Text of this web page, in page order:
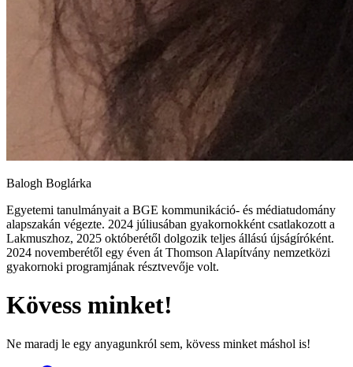
Balogh Boglárka
Egyetemi tanulmányait a BGE kommunikáció- és médiatudomány
alapszakán végezte. 2024 júliusában gyakornokként csatlakozott a
Lakmuszhoz, 2025 októberétől dolgozik teljes állású újságíróként.
2024 novemberétől egy éven át Thomson Alapítvány nemzetközi
gyakornoki programjának résztvevője volt.
Kövess minket!
Ne maradj le egy anyagunkról sem, kövess minket máshol is!